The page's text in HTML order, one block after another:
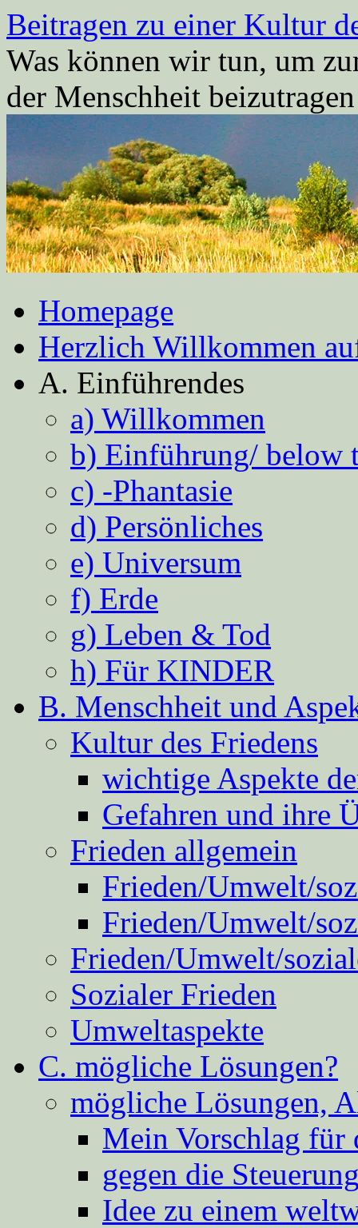
Zum
Inhalt
springen
Beitragen zu einer Kultur
Was können wir tun, um
der Menschheit
Homepage
Herzlich Willkommen
A. Einführendes
a) Willkommen
b) Einführung/ below
c) -Phantasie
d) Persönliches
e) Universum
f) Erde
g) Leben & Tod
h) Für KINDER
B. Menschheit und
Kultur des Friedens
wichtige Aspekte
Gefahren und ihre
Frieden allgemein
Frieden/Umwelt/
Frieden/Umwelt/
Frieden/Umwelt/
Sozialer Frieden
Umweltaspekte
C. mögliche Lösungen?
mögliche Lösungen,
Mein Vorschlag für
gegen die
Idee zu einem